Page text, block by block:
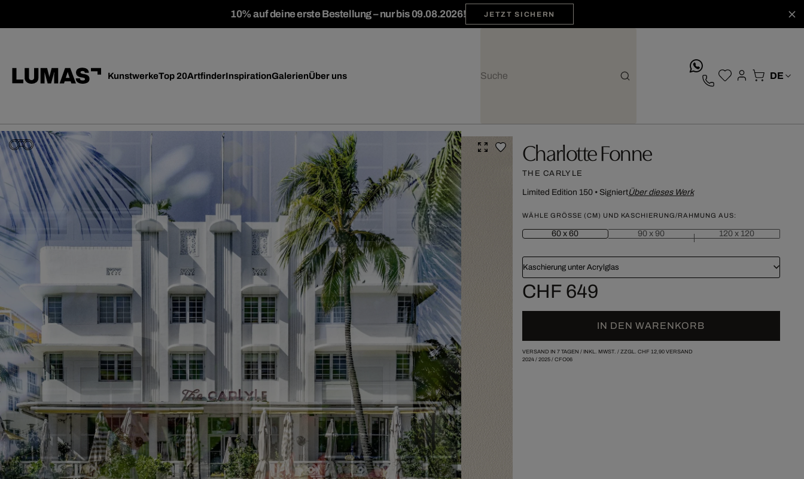
10% auf deine erste Bestellung – nur bis 09.08.2026! JETZT SICHERN
KunstwerkeTop 20ArtfinderInspirationGalerienÜber uns
Charlotte Fonne
THE CARLYLE
Limited Edition 150• SigniertÜber dieses Werk
WÄHLE GRÖSSE (CM) UND KASCHIERUNG/RAHMUNG AUS:
60 x 60 90 x 90 120 x 120
Kaschierung unter Acrylglas
CHF 649
IN DEN WARENKORB
VERSAND IN 7 TAGEN / INKL. MWST. / ZZGL. CHF 12,90VERSAND
2024/ 2025/ CFO06